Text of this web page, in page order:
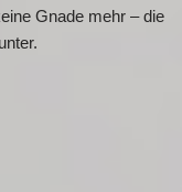
Gnade mehr – die